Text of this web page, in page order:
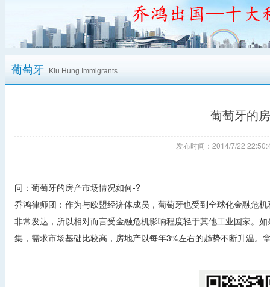
葡萄牙 Kiu Hung Immigrants
葡萄牙的
发布时间：2014/7/22
问：葡萄牙的房产市场情况如何-?
乔鸿律师团：作为与欧盟经济体成员，葡萄牙也受到全球化金融危
非常发达，所以相对而言受金融危机影响程度轻于其他工业国家。
集，需求市场基础比较高，房地产以每年3%左右的趋势不断升温。